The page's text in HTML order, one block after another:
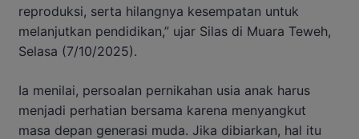
reproduksi, serta hilangnya kesempatan untuk
melanjutkan pendidikan,” ujar Silas di Muara Teweh,
Selasa (7/10/2025).
Ia menilai, persoalan pernikahan usia anak harus
menjadi perhatian bersama karena menyangkut
masa depan generasi muda. Jika dibiarkan, hal itu